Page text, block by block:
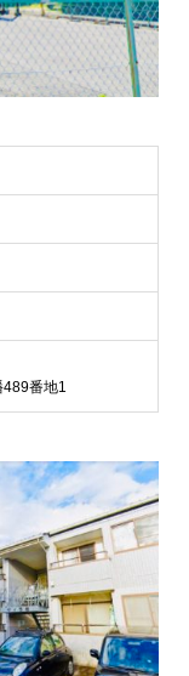
番地1